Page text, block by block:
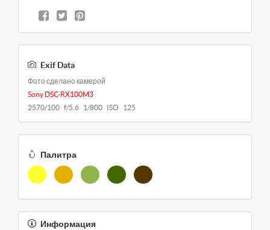
Exif Data
Фото сделано камерой
Sony DSC-RX100M3
2570/100 f/5.6 1/800 ISO 125
Палитра
Информация